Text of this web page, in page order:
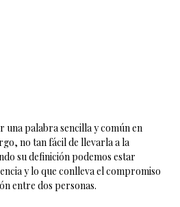
una palabra sencilla y común en
no tan fácil de llevarla a la
su definición podemos estar
y lo que conlleva el compromiso
entre dos personas.